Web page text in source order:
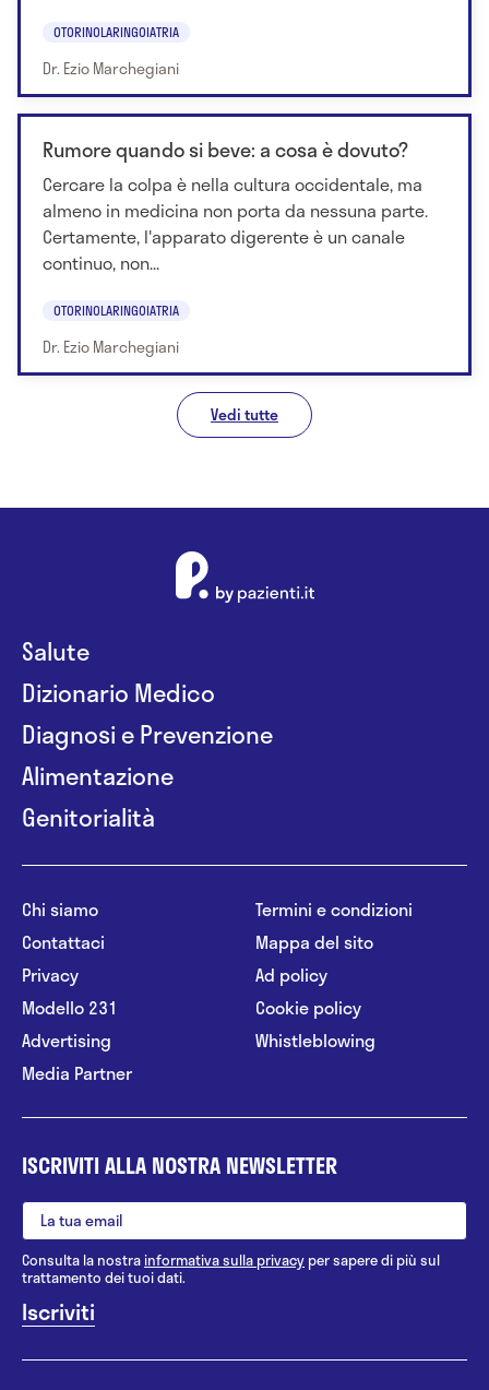
OTORINOLARINGOIATRIA
Dr. Ezio Marchegiani
Rumore quando si beve: a cosa è dovuto?
Cercare la colpa è nella cultura occidentale, ma
almeno in medicina non porta da nessuna parte.
Certamente, l'apparato digerente è un canale
continuo, non...
OTORINOLARINGOIATRIA
Dr. Ezio Marchegiani
Vedi tutte
Salute
Dizionario Medico
Diagnosi e Prevenzione
Alimentazione
Genitorialità
Chi siamo
Contattaci
Privacy
Modello 231
Advertising
Media Partner
Termini e condizioni
Mappa del sito
Ad policy
Cookie policy
Whistleblowing
ISCRIVITI ALLA NOSTRA NEWSLETTER
Consulta la nostrainformativa sulla privacy per sapere di più sul
trattamento dei tuoi dati.